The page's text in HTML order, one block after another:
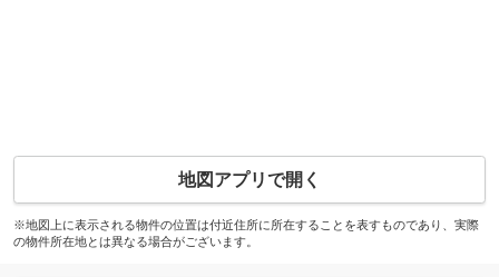
地図アプリで開く
※地図上に表示される物件の位置は付近住所に所在することを表すものであり、実際
の物件所在地とは異なる場合がございます。